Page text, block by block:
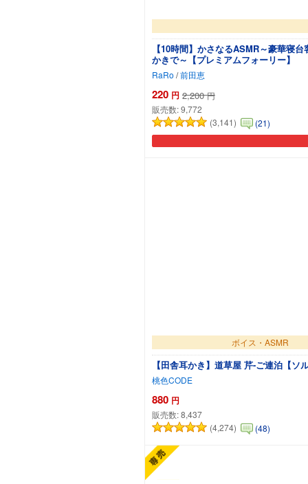
【10時間】かさなるASMR～豪華寝
かきで～【プレミアムフォーリー】
RaRo /前田恵
220 円 2,200 円
販売数:9,772
(3,141)
(21)
ボイス・ASMR
【田舎耳かき】道草屋 芹-ご連泊【ソ
桃色CODE
880 円
販売数:8,437
(4,274)
(48)
カートに追加